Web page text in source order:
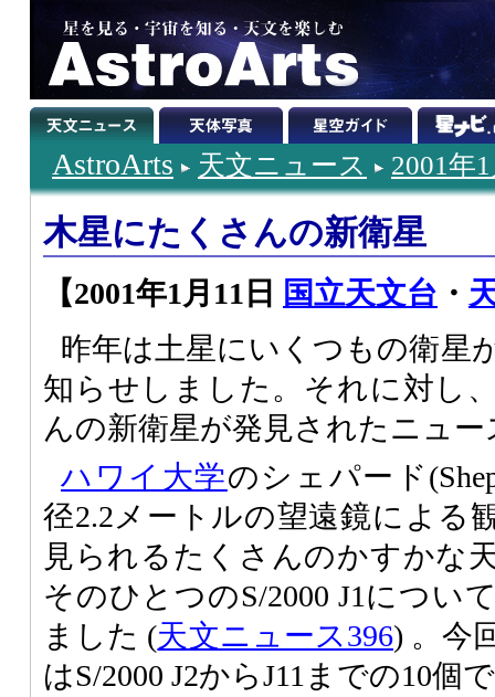
AstroArts 天文ニュース 2001年
木星にたくさんの新衛星
【2001年1月11日 国立天文台 ・
昨年は土星にいくつもの衛星
知らせしました。それに対し
んの新衛星が発見されたニュ
ハワイ大学のシェパード
径2.2メートルの望遠鏡による
見られるたくさんのかすかな
そのひとつのS/2000 J1につい
ました (天文ニュース396) 。今
はS/2000 J2からJ11までの10個